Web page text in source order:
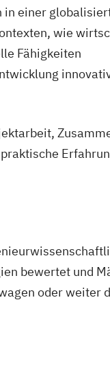
in einer
wie
Fähigkeiten
bewertet und
oder weiter